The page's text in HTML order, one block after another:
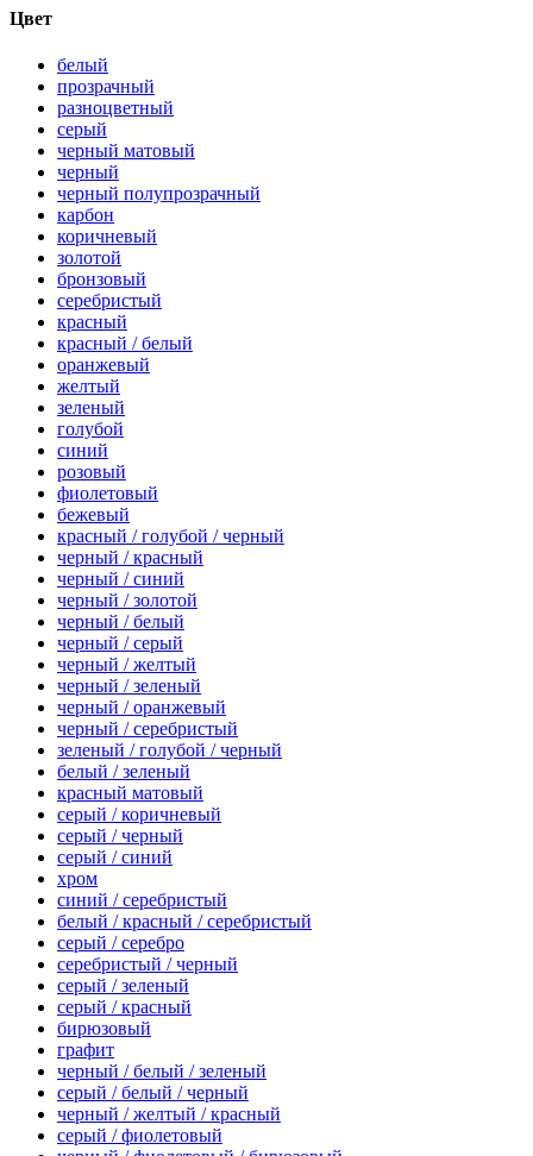
Цвет
белый
прозрачный
разноцветный
серый
черный матовый
черный
черный полупрозрачный
карбон
коричневый
золотой
бронзовый
серебристый
красный
красный / белый
оранжевый
желтый
зеленый
голубой
синий
розовый
фиолетовый
бежевый
красный / голубой / черный
черный / красный
черный / синий
черный / золотой
черный / белый
черный / серый
черный / желтый
черный / зеленый
черный / оранжевый
черный / серебристый
зеленый / голубой / черный
белый / зеленый
красный матовый
серый / коричневый
серый / черный
серый / синий
хром
синий / серебристый
белый / красный / серебристый
серый / серебро
серебристый / черный
серый / зеленый
серый / красный
бирюзовый
графит
черный / белый / зеленый
серый / белый / черный
черный / желтый / красный
серый / фиолетовый